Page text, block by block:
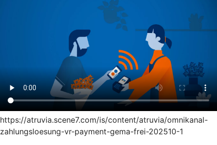
https://atruvia.scene7.com/is/content/atruvia/omnikanal-
zahlungsloesung-vr-payment-gema-frei-202510-1